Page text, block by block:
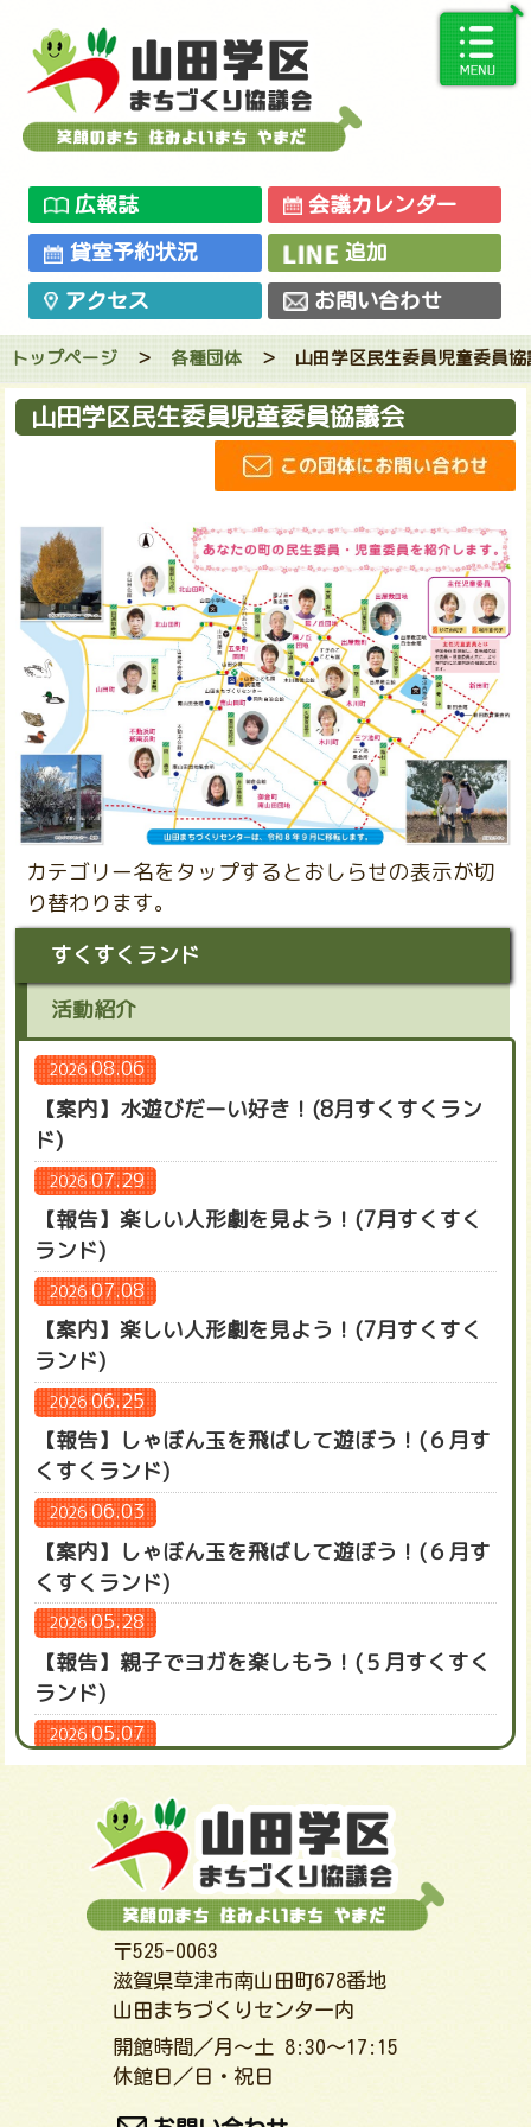
広報誌 会議カレンダー
貸室予約状況 追加
アクセス お問い合わせ
トップページ＞ 各種団体＞ 山田学区民生委員児童委員
山田学区民生委員児童委員協議会
すくすくランド
活動紹介
2026 08.06
【案内】水遊びだーい好き！(8月すくすくラン
ド)
2026 07.29
【報告】楽しい人形劇を見よう！(7月すくすく
ランド)
2026 07.08
【案内】楽しい人形劇を見よう！(7月すくすく
ランド)
2026 06.25
【報告】しゃぼん玉を飛ばして遊ぼう！(６月す
くすくランド)
2026 06.03
【案内】しゃぼん玉を飛ばして遊ぼう！(６月す
くすくランド)
2026 05.28
【報告】親子でヨガを楽しもう！(５月すくすく
ランド)
2026 05.07
【案内】親子でヨガを楽しもう！(５月すくすく
ランド)
04.30
【報告】元気なこいのぼりを作ろう！（４月す
くすくランド）
03.28
【案内】元気なこいのぼりを作ろう！（４月す
くすくランド）
03.28
〒525-0063
滋賀県草津市南山田町678番地
山田まちづくりセンター内
開館時間／月～土 8:30～17:15
休館日／日・祝日